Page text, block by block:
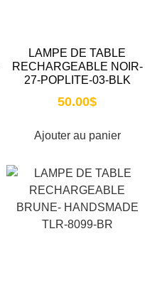
LAMPE DE TABLE
RECHARGEABLE NOIR-
27-POPLITE-03-BLK
50.00$
Ajouter au panier